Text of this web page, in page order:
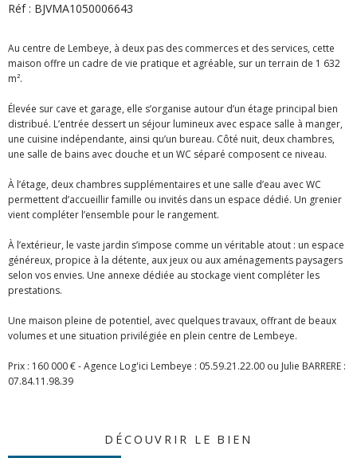
Réf : BJVMA1050006643
Au centre de Lembeye, à deux pas des commerces et des services, cette
maison offre un cadre de vie pratique et agréable, sur un terrain de 1 632
m².
Élevée sur cave et garage, elle s’organise autour d’un étage principal bien
distribué. L’entrée dessert un séjour lumineux avec espace salle à manger,
une cuisine indépendante, ainsi qu’un bureau. Côté nuit, deux chambres,
une salle de bains avec douche et un WC séparé composent ce niveau.
À l’étage, deux chambres supplémentaires et une salle d’eau avec WC
permettent d’accueillir famille ou invités dans un espace dédié. Un grenier
vient compléter l’ensemble pour le rangement.
À l’extérieur, le vaste jardin s’impose comme un véritable atout : un espace
généreux, propice à la détente, aux jeux ou aux aménagements paysagers
selon vos envies. Une annexe dédiée au stockage vient compléter les
prestations.
Une maison pleine de potentiel, avec quelques travaux, offrant de beaux
volumes et une situation privilégiée en plein centre de Lembeye.
Prix : 160 000 € - Agence Log'ici Lembeye : 05.59.21.22.00 ou Julie BARRERE :
07.84.11.98.39
DÉCOUVRIR LE BIEN